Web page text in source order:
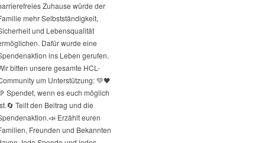
Zuhause würde der
mehr Selbstständigkeit,
und Lebensqualität
Dafür wurde eine
ins Leben gerufen.
bitten unsere gesamte HCL-
um Unterstützung: 💚🖤
Spendet, wenn es euch möglich
🔄 Teilt den Beitrag und die
📣 Erzählt euren
Freunden und Bekannten